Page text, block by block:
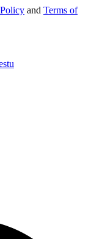
and Terms of